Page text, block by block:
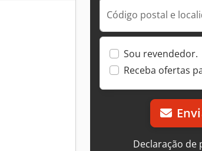
Código postal e
Sou revendedor.
Receba ofertas
Declaração de